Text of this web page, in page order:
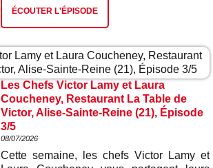
épisode : mignon de porcs et sa purée de
pois chiches et ses mini navets japonais.
ÉCOUTER L'ÉPISODE
Les Chefs Victor Lamy et Laura
Coucheney, Restaurant La Table de
Victor, Alise-Sainte-Reine (21), Épisode
3/5
08/07/2026
Cette semaine, les chefs Victor Lamy et